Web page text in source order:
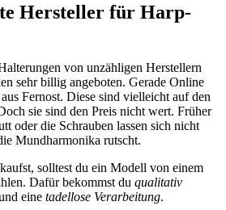
Hersteller für Harp-
von unzähligen Herstellern
sehr billig angeboten. Gerade Online
Fernost. Diese sind vielleicht auf den
sie sind den Preis nicht wert. Früher
oder die Schrauben lassen sich nicht
Mundharmonika rutscht.
solltest du ein Modell von einem
Dafür bekommst du qualitativ
eine tadellose Verarbeitung.